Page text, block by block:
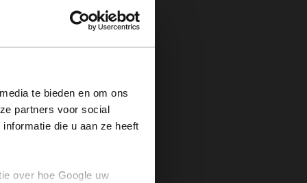
te bieden en om ons
partners voor social
die u aan ze heeft
over hoe Google uw